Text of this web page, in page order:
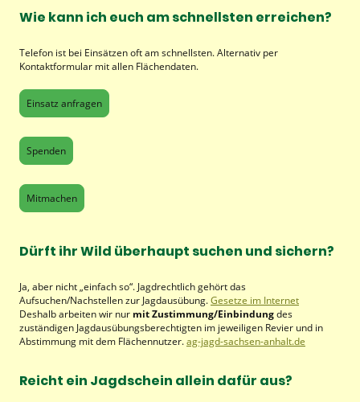
Wie kann ich euch am schnellsten erreichen?
Telefon ist bei Einsätzen oft am schnellsten. Alternativ per
Kontaktformular mit allen Flächendaten.
Einsatz anfragen
Spenden
Mitmachen
Dürft ihr Wild überhaupt suchen und sichern?
Ja, aber nicht „einfach so“. Jagdrechtlich gehört das
Aufsuchen/Nachstellen zur Jagdausübung.Gesetze im Internet
Deshalb arbeiten wir nur mit Zustimmung/Einbindungdes
zuständigen Jagdausübungsberechtigten im jeweiligen Revier und in
Abstimmung mit dem Flächennutzer.ag-jagd-sachsen-anhalt.de
Reicht ein Jagdschein allein dafür aus?